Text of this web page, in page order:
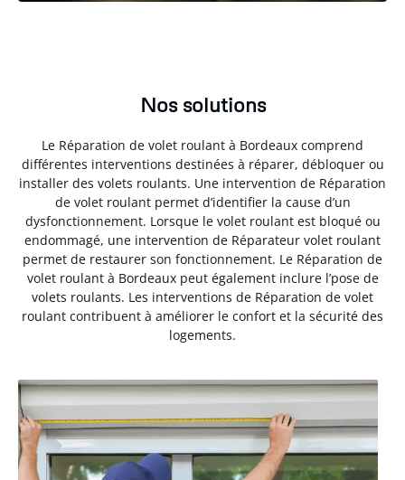
Nos solutions
Le Réparation de volet roulant à Bordeaux comprend
différentes interventions destinées à réparer, débloquer ou
installer des volets roulants. Une intervention de Réparation
de volet roulant permet d’identifier la cause d’un
dysfonctionnement. Lorsque le volet roulant est bloqué ou
endommagé, une intervention de Réparateur volet roulant
permet de restaurer son fonctionnement. Le Réparation de
volet roulant à Bordeaux peut également inclure l’pose de
volets roulants. Les interventions de Réparation de volet
roulant contribuent à améliorer le confort et la sécurité des
logements.